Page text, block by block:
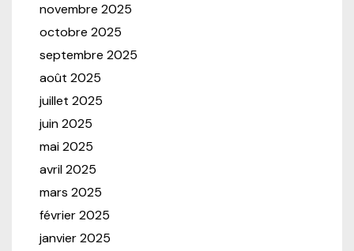
novembre 2025
octobre 2025
septembre 2025
août 2025
juillet 2025
juin 2025
mai 2025
avril 2025
mars 2025
février 2025
janvier 2025